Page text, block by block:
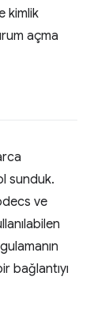
kimlik
açma
sunduk.
ve
bağlantıyı